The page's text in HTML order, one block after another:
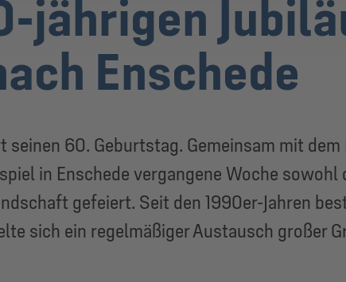
jährigen
Enschede
seinen 60. Geburtstag. Gemeinsam mit
in Enschede vergangene Woche
gefeiert. Seit den 1990er-Jahren
sich ein regelmäßiger Austausch großer